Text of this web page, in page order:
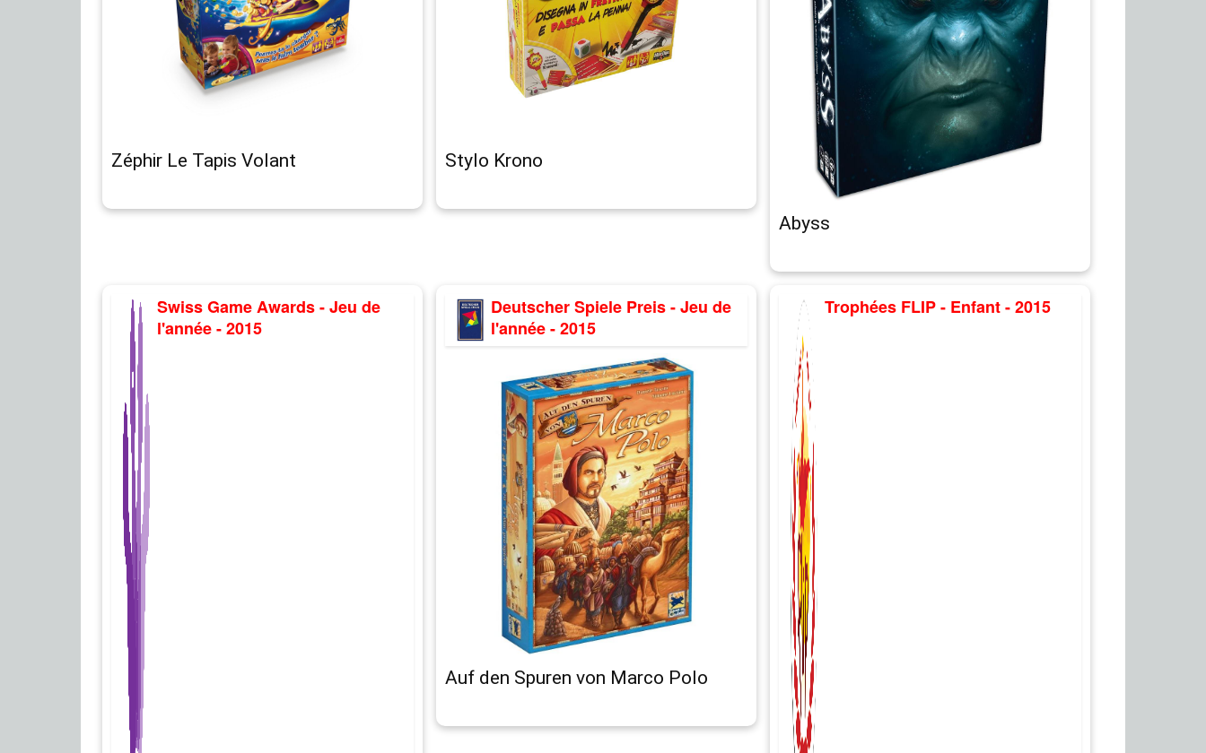
Zéphir Le Tapis Volant Stylo Krono
Abyss
Swiss Game Awards - Jeu de
l'année - 2015
Deutscher Spiele Preis - Jeu de
l'année - 2015
Auf den Spuren von Marco Polo
Trophées FLIP - Enfant - 2015